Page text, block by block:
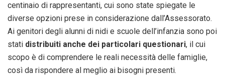
centinaio di rappresentanti, cui sono state spiegate le
diverse opzioni prese in considerazione dall’Assessorato.
Ai genitori degli alunni di nidi e scuole dell’infanzia sono poi
stati distribuiti anche dei particolari questionari, il cui
scopo è di comprendere le reali necessità delle famiglie,
così da rispondere al meglio ai bisogni presenti.